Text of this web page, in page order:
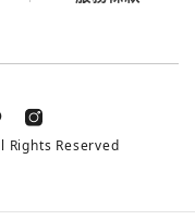
Reserved